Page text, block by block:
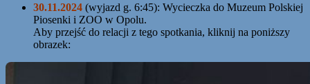
30.11.2024 (wyjazd g. 6:45): Wycieczka do Muzeum Polskiej
Piosenki i ZOO w Opolu.
Aby przejść do relacji z tego spotkania, kliknij na poniższy
obrazek: